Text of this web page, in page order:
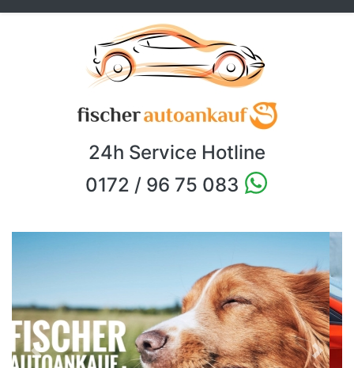
24h Service Hotline
0172 / 96 75 083
Previous Next